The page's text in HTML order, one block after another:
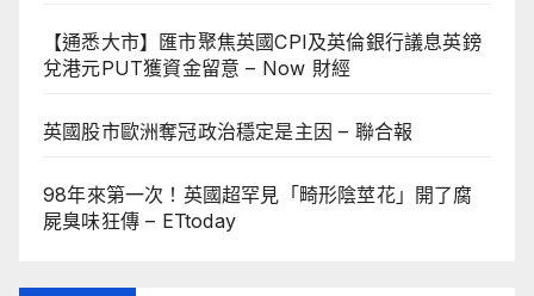
【通悉大市】匯市聚焦英國CPI及英倫銀行議息英鎊
兌港元PUT獲資金留意 – Now 財經
英國股市歐洲奪冠政治穩定是主因 – 聯合報
98年來第一次！英國超罕見「畸形陰莖花」開了腐
屍臭味狂傳 – ETtoday